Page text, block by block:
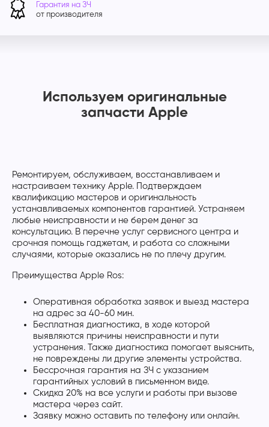
Гарантия на ЗЧ
от производителя
Используем оригинальные
запчасти Apple
Ремонтируем, обслуживаем, восстанавливаем и
настраиваем технику Apple. Подтверждаем
квалификацию мастеров и оригинальность
устанавливаемых компонентов гарантией. Устраняем
любые неисправности и не берем денег за
консультацию. В перечне услуг сервисного центра и
срочная помощь гаджетам, и работа со сложными
случаями, которые оказались не по плечу другим.
Преимущества Apple Ros:
Оперативная обработка заявок и выезд мастера
на адрес за 40-60 мин.
Бесплатная диагностика, в ходе которой
выявляются причины неисправности и пути
устранения. Также диагностика помогает выяснить,
не повреждены ли другие элементы устройства.
Бессрочная гарантия на ЗЧ с указанием
гарантийных условий в письменном виде.
Скидка 20% на все услуги и работы при вызове
мастера через сайт.
Заявку можно оставить по телефону или онлайн.